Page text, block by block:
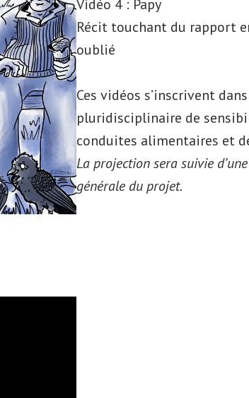
Vidéo 4 : Papy
Récit touchant du rapport
oublié
Ces vidéos s’inscrivent
pluridisciplinaire de
conduites alimentaires et
La projection sera suivie
générale du projet.